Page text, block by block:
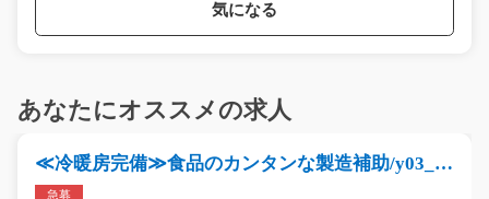
気になる
あなたにオススメの求人
≪冷暖房完備≫食品のカンタンな製造補助/y03_0
0278
急募